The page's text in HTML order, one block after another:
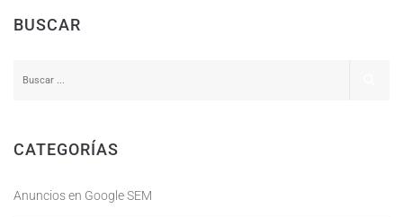
BUSCAR
CATEGORÍAS
Anuncios en Google SEM